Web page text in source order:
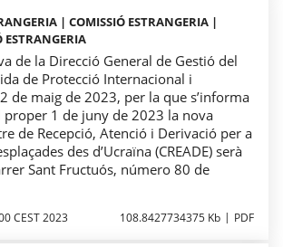
| COMISSIÓ ESTRANGERIA |
de la Direcció General de Gestió del
de Protecció Internacional i
de maig de 2023, per la que s’informa
proper 1 de juny de 2023 la nova
de Recepció, Atenció i Derivació per a
des d’Ucraïna (CREADE) serà
Sant Fructuós, número 80 de
CEST 2023 108.8427734375 Kb PDF